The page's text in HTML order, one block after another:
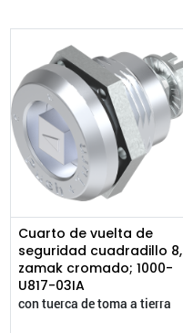
Cuarto de vuelta de
seguridad cuadradillo 8,
zamak cromado; 1000-
U817-03IA
con tuerca de toma a tierra